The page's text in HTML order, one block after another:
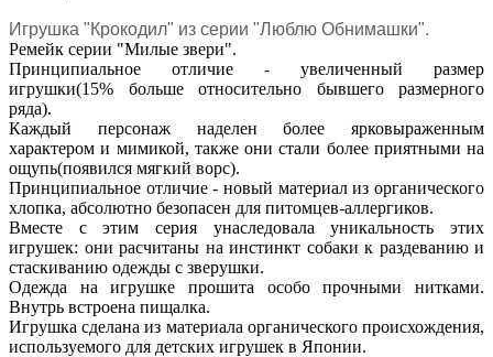
Игрушка "Крокодил" из серии "Люблю Обнимашки".
Ремейк серии "Милые звери".
Принципиальное отличие - увеличенный размер
игрушки(15% больше относительно бывшего размерного
ряда).
Каждый персонаж наделен более ярковыраженным
характером и мимикой, также они стали более приятными на
ощупь(появился мягкий ворс).
Принципиальное отличие - новый материал из органического
хлопка, абсолютно безопасен для питомцев-аллергиков.
Вместе с этим серия унаследовала уникальность этих
игрушек: они расчитаны на инстинкт собаки к раздеванию и
стаскиванию одежды с зверушки.
Одежда на игрушке прошита особо прочными нитками.
Внутрь встроена пищалка.
Игрушка сделана из материала органического происхождения,
используемого для детских игрушек в Японии.